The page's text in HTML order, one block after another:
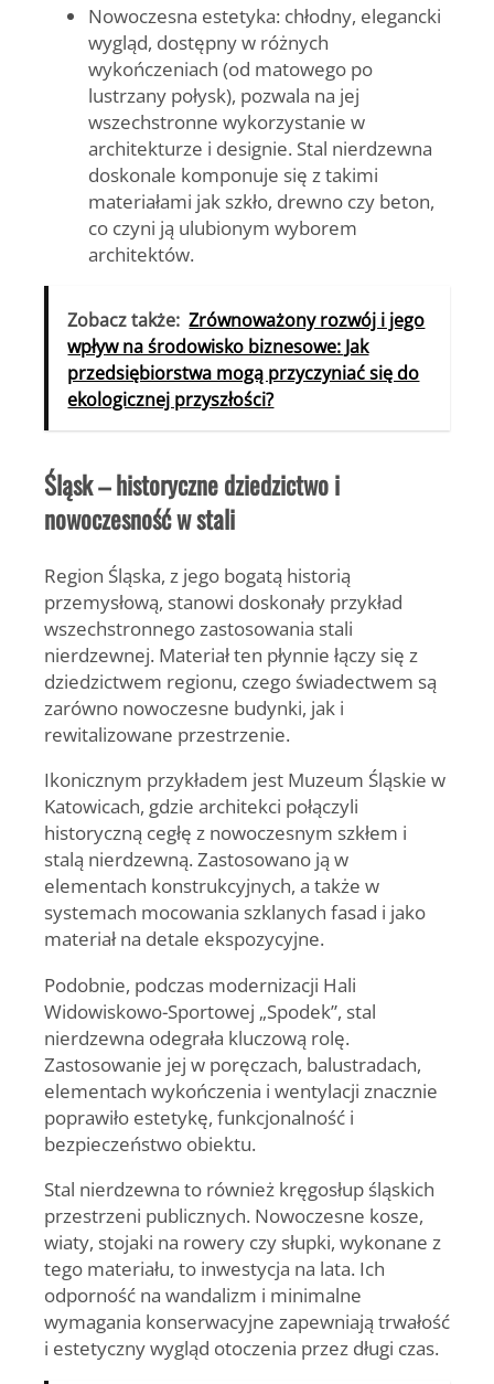
Nowoczesna estetyka: chłodny, elegancki
wygląd, dostępny w różnych
wykończeniach (od matowego po
lustrzany połysk), pozwala na jej
wszechstronne wykorzystanie w
architekturze i designie. Stal nierdzewna
doskonale komponuje się z takimi
materiałami jak szkło, drewno czy beton,
co czyni ją ulubionym wyborem
architektów.
Zobacz także: Zrównoważony rozwój i jego
wpływ na środowisko biznesowe: Jak
przedsiębiorstwa mogą przyczyniać się do
ekologicznej przyszłości?
Śląsk – historyczne dziedzictwo i
nowoczesność w stali
Region Śląska, z jego bogatą historią
przemysłową, stanowi doskonały przykład
wszechstronnego zastosowania stali
nierdzewnej. Materiał ten płynnie łączy się z
dziedzictwem regionu, czego świadectwem są
zarówno nowoczesne budynki, jak i
rewitalizowane przestrzenie.
Ikonicznym przykładem jest Muzeum Śląskie w
Katowicach, gdzie architekci połączyli
historyczną cegłę z nowoczesnym szkłem i
stalą nierdzewną. Zastosowano ją w
elementach konstrukcyjnych, a także w
systemach mocowania szklanych fasad i jako
materiał na detale ekspozycyjne.
Podobnie, podczas modernizacji Hali
Widowiskowo-Sportowej „Spodek”, stal
nierdzewna odegrała kluczową rolę.
Zastosowanie jej w poręczach, balustradach,
elementach wykończenia i wentylacji znacznie
poprawiło estetykę, funkcjonalność i
bezpieczeństwo obiektu.
Stal nierdzewna to również kręgosłup śląskich
przestrzeni publicznych. Nowoczesne kosze,
wiaty, stojaki na rowery czy słupki, wykonane z
tego materiału, to inwestycja na lata. Ich
odporność na wandalizm i minimalne
wymagania konserwacyjne zapewniają trwałość
i estetyczny wygląd otoczenia przez długi czas.